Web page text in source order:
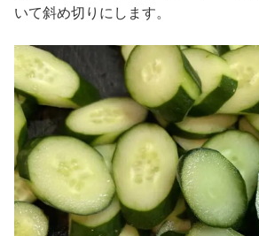
いて斜め切りにします。